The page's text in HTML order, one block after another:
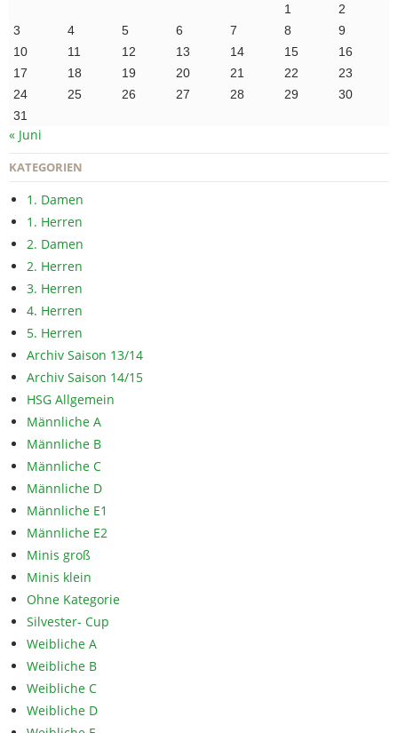
1
2
3
4 5 6 7 8
9
10
11 12 13 14 15
16
17
18 19 20 21 22
23
24
25 26 27 28 29
30
31
« Juni
KATEGORIEN
1. Damen
1. Herren
2. Damen
2. Herren
3. Herren
4. Herren
5. Herren
Archiv Saison 13/14
Archiv Saison 14/15
HSG Allgemein
Männliche A
Männliche B
Männliche C
Männliche D
Männliche E1
Männliche E2
Minis groß
Minis klein
Ohne Kategorie
Silvester- Cup
Weibliche A
Weibliche B
Weibliche C
Weibliche D